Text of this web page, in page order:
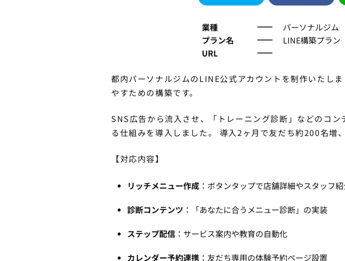
業種
パーソナルジム
プラン名
LINE構築プラン
URL
都内パーソナルジムのLINE公式アカウントを制作いたし
やすための構築です。
SNS広告から流入させ、「トレーニング診断」などのコ
る仕組みを導入しました。 導入2ヶ月で友だち約200名増
【対応内容】
リッチメニュー作成 ：ボタンタップで店舗詳細やスタッフ
診断コンテンツ ：「あなたに合うメニュー診断」の実装
ステップ配信 ：サービス案内や教育の自動化
カレンダー予約連携 ：友だち専用の体験予約ページ設置